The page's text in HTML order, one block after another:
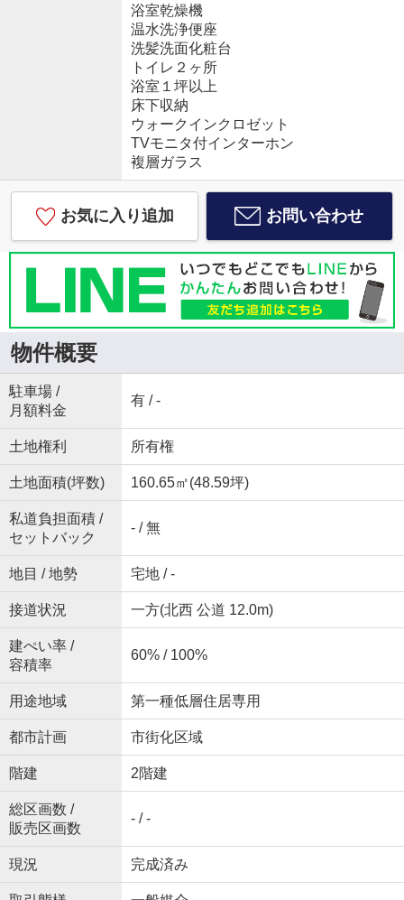
浴室乾燥機
温水洗浄便座
洗髪洗面化粧台
トイレ２ヶ所
浴室１坪以上
床下収納
ウォークインクロゼット
TVモニタ付インターホン
複層ガラス
お気に入り追加 お問い合わせ
物件概要
駐車場 /
月額料金
有 / -
土地権利 所有権
土地面積(坪数) 160.65㎡(48.59坪)
私道負担面積 /
セットバック
- / 無
地目 / 地勢 宅地 / -
接道状況 一方(北西 公道 12.0m)
建ぺい率 /
容積率
60% / 100%
用途地域 第一種低層住居専用
都市計画 市街化区域
階建 2階建
総区画数 /
販売区画数
- / -
現況 完成済み